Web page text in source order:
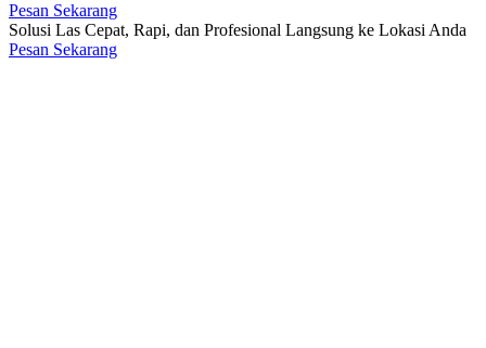
Pesan Sekarang
Solusi Las Cepat, Rapi, dan Profesional Langsung ke Lokasi Anda
Pesan Sekarang